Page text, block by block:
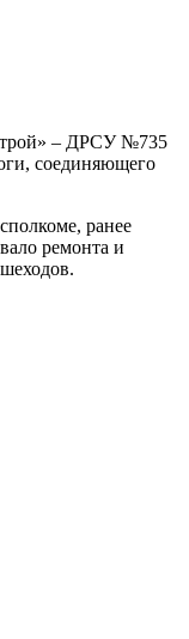
– ДРСУ №735
соединяющего
ранее
ремонта и